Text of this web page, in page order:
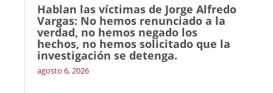
Hablan las víctimas de Jorge Alfredo
Vargas: No hemos renunciado a la
verdad, no hemos negado los
hechos, no hemos solicitado que la
investigación se detenga.
agosto 6, 2026